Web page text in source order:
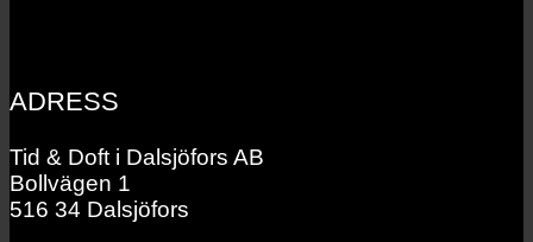
ADRESS
Tid & Doft i Dalsjöfors AB
Bollvägen 1
516 34 Dalsjöfors